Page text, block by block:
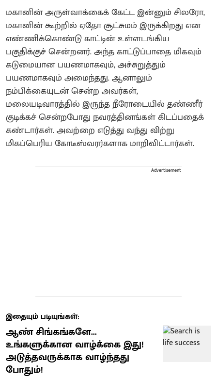
மகானின் அருள்வாக்கைக் கேட்ட இன்னும் சிலரோ,
மகானின் கூற்றில் ஏதோ சூட்சுமம் இருக்கிறது என
எண்ணிக்கொண்டு காட்டின் உள்ளடங்கிய
பகுதிக்குச் சென்றனர். அந்த காட்டுப்பாதை மிகவும்
கடுமையான பயணமாகவும், அச்சுறுத்தும்
பயணமாகவும் அமைந்தது. ஆனாலும்
நம்பிக்கையுடன் சென்ற அவர்கள்,
மலையடிவாரத்தில் இருந்த நீரோடையில் தண்ணீர்
குடிக்கச் சென்றபோது நவரத்தினங்கள் கிடப்பதைக்
கண்டார்கள். அவற்றை எடுத்து வந்து விற்று
மிகப்பெரிய கோடீஸ்வரர்களாக மாறிவிட்டார்கள்.
Advertisement
இதையும் படியுங்கள்:
ஆண் சிங்கங்களே...
உங்களுக்கான வாழ்க்கை இது!
அடுத்தவருக்காக வாழ்ந்தது
போதும்!